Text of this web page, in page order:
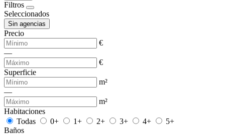
Filtros
Seleccionados
Sin agencias
Precio
€
—
€
Superficie
m²
—
m²
Habitaciones
Todas
0+ 1+ 2+ 3+ 4+
5+
Baños